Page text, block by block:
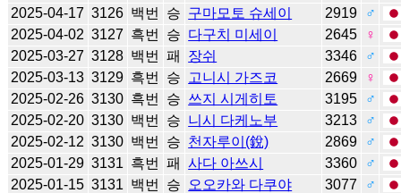
2025-04-17 3126 백번 승 구마모토 슈세이 2919
♂
2025-04-02 3127 흑번 승 다구치 미세이 2645
♀
2025-03-27 3128 백번 패 장쉬 3346
♂
2025-03-13 3129 흑번 승 고니시 가즈코 2669
♀
2025-02-26 3130 흑번 승 쓰지 시게히토 3195
♂
2025-02-20 3130 백번 승 니시 다케노부 3213
♂
2025-02-12 3130 백번 승 천자루이(銳) 2869
♂
2025-01-29 3131 흑번 패 사다 아쓰시 3360
♂
2025-01-15 3131 백번 승 오오카와 다쿠야 3077
♂